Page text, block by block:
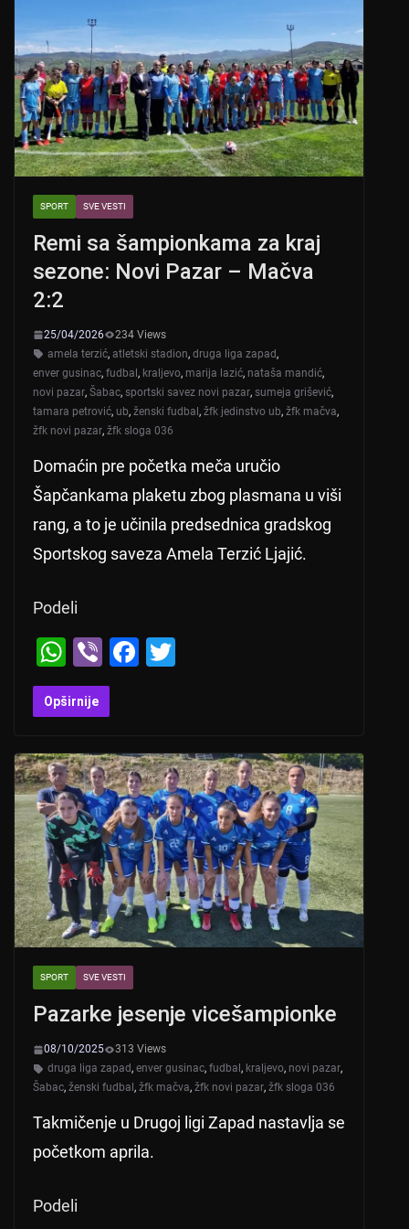
SPORT SVE VESTI
Remi sa šampionkama za kraj
sezone: Novi Pazar – Mačva
2:2
25/04/2026
234 Views
amela terzić, atletski stadion, druga liga zapad,
enver gusinac, fudbal, kraljevo, marija lazić, nataša mandić,
novi pazar, Šabac, sportski savez novi pazar, sumeja grišević,
tamara petrović, ub, ženski fudbal, žfk jedinstvo ub, žfk mačva,
žfk novi pazar, žfk sloga 036
Domaćin pre početka meča uručio
Šapčankama plaketu zbog plasmana u viši
rang, a to je učinila predsednica gradskog
Sportskog saveza Amela Terzić Ljajić.
Podeli
W
h
at
A
p
p
Vi
b
er
F
b
o
o
k
Opširnije
SPORT SVE VESTI
Pazarke jesenje vicešampionke
08/10/2025
313 Views
druga liga zapad, enver gusinac, fudbal , kraljevo, novi pazar,
Šabac, ženski fudbal , žfk mačva, žfk novi pazar, žfk sloga 036
Takmičenje u Drugoj ligi Zapad nastavlja se
početkom aprila.
Podeli